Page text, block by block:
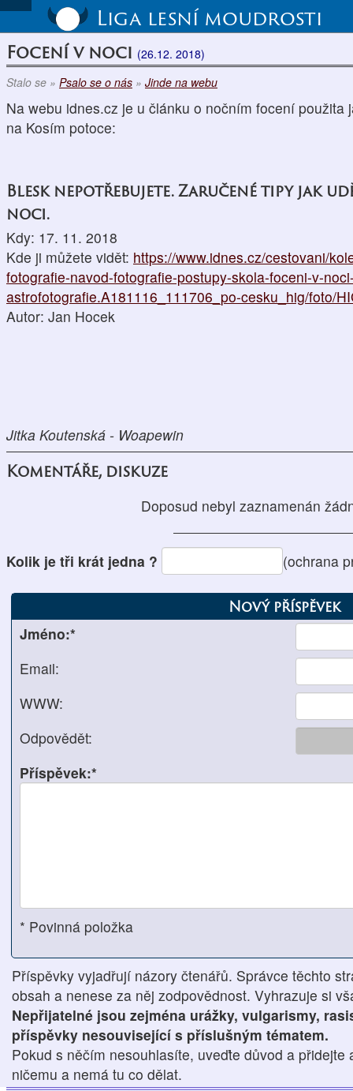
Liga lesní moudrosti
Focení v noci (26.12. 2018)
Stalo se » Psalo se o nás » Jinde na webu
Na webu idnes.cz je u článku o nočním focení použita
na Kosím potoce:
Blesk nepotřebujete. Zaručené tipy jak
noci.
Kdy: 17. 11. 2018
Kde ji můžete vidět: https://www.idnes.cz/cestovani/
fotografie-navod-fotografie-postupy-skola-foceni-v-
astrofotografie.A181116_111706_po-cesku_hig/foto/
Autor: Jan Hocek
Jitka Koutenská - Woapewin
Komentáře, diskuze
Doposud nebyl zaznamenán
Kolik je tři krát jedna ? (ochrana
Nový příspěvek
Jméno:*
Email:
WWW:
Odpovědět:
Příspěvek:*
* Povinná položka
Příspěvky vyjadřují názory čtenářů. Správce těchto
obsah a nenese za něj zodpovědnost. Vyhrazuje si
Nepřijatelné jsou zejména urážky, vulgarismy,
příspěvky nesouvisející s příslušným tématem.
Pokud s něčím nesouhlasíte, uveďte důvod a přidejte
ničemu a nemá tu co dělat.